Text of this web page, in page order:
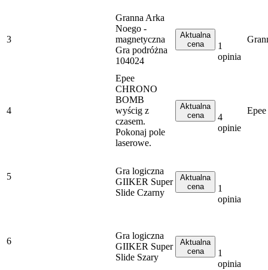
3
Granna Arka
Noego -
magnetyczna
Gra podróżna
104024
Aktualna
cena
1
opinia
4
Epee
CHRONO
BOMB
wyścig z
czasem.
Pokonaj pole
laserowe.
Aktualna
cena
4
opinie
Epee
5
Gra logiczna
GIIKER Super
Slide Czarny
Aktualna
cena
1
opinia
6
Gra logiczna
GIIKER Super
Slide Szary
Aktualna
cena
1
opinia